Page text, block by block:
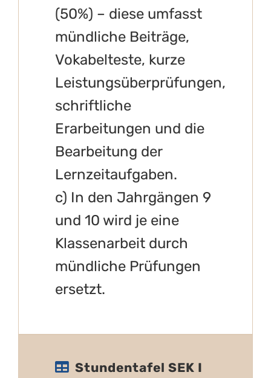
(50%) – diese umfasst
mündliche Beiträge,
Vokabelteste, kurze
Leistungsüberprüfungen,
schriftliche
Erarbeitungen und die
Bearbeitung der
Lernzeitaufgaben.
c) In den Jahrgängen 9
und 10 wird je eine
Klassenarbeit durch
mündliche Prüfungen
ersetzt.
Stundentafel SEK I